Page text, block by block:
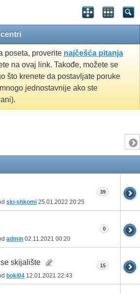
poseta, proverite najčešća pitanja
na ovaj link. Takođe, možete se
što krenete da postavljate poruke
jednostavnije ako ste
ski-shkomi 25.01.2022 20:25
39
admin 02.11.2021 00:20
0
skijalište
boki04 12.01.2021 22:43
15